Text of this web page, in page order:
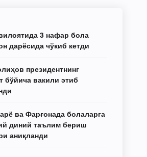
3 нафар бола
дарёсида чўкиб кетди
президентнинг
бўйича вакили этиб
ва Фарғонада болаларга
диний таълим бериш
аниқланди